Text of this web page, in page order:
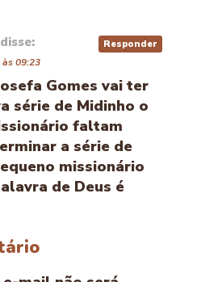
disse:
09:23
Gomes vai ter
série de Midinho o
faltam
a série de
missionário
de Deus é
Responder